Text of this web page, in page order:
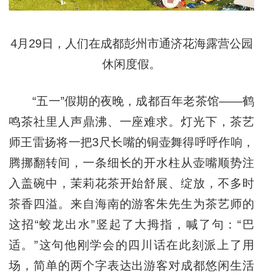
4月29日，人们在成都彭州市通济花海露营公园
休闲度假。
“五一”假期的夜晚，成都百年老茶馆——鹤
鸣茶社里人声鼎沸、一座难求。灯光下，茶艺
师王雷扬将一把3尺长嘴的铜壶舞得呼呼作响，
腾挪翻转间，一条细长的开水柱从壶嘴顺势注
入盖碗中，茉莉花茶开始舒展、绽放，不多时
茶香四溢。来自海南的游客朱先生为茶艺师的
这招“蛟龙出水”竖起了大拇指，喊了句：“巴
适。”这句他刚学会的四川话在此刻派上了用
场，简单的两个字表达出游客对成都悠闲生活